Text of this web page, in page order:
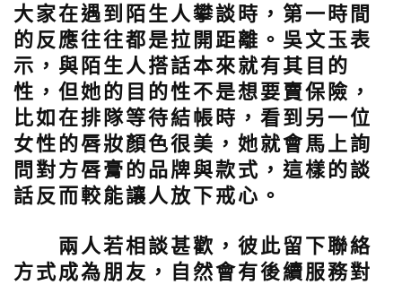
大家在遇到陌生人攀談時，第一時間
的反應往往都是拉開距離。吳文玉表
示，與陌生人搭話本來就有其目的
性，但她的目的性不是想要賣保險，
比如在排隊等待結帳時，看到另一位
女性的唇妝顏色很美，她就會馬上詢
問對方唇膏的品牌與款式，這樣的談
話反而較能讓人放下戒心。
兩人若相談甚歡，彼此留下聯絡
方式成為朋友，自然會有後續服務對